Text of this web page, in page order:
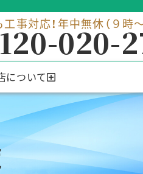
事対応！年中無休（９時
020-
について